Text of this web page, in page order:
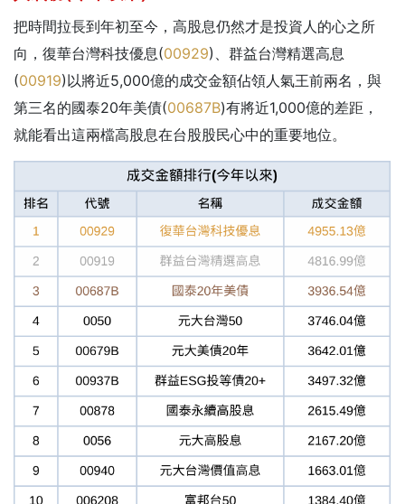
把時間拉長到年初至今，高股息仍然才是投資人的心之所
向，復華台灣科技優息(00929)、群益台灣精選高息
(00919)以將近5,000億的成交金額佔領人氣王前兩名，與
第三名的國泰20年美債(00687B)有將近1,000億的差距，
就能看出這兩檔高股息在台股股民心中的重要地位。